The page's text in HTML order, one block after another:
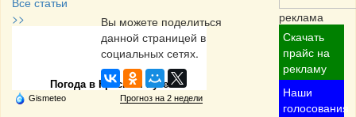
>>
Частная реклама
Погода в Красном Куте
Gismeteo Прогноз на 2 недели
Вы можете поделиться
данной страницей в
социальных сетях.
реклама
Скачать
прайс на
рекламу
Наши
голосования